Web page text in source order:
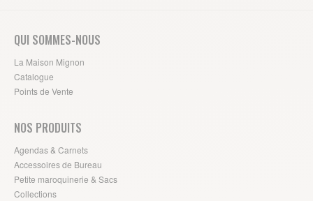
QUI SOMMES-NOUS
La Maison Mignon
Catalogue
Points de Vente
NOS PRODUITS
Agendas & Carnets
Accessoires de Bureau
Petite maroquinerie & Sacs
Collections